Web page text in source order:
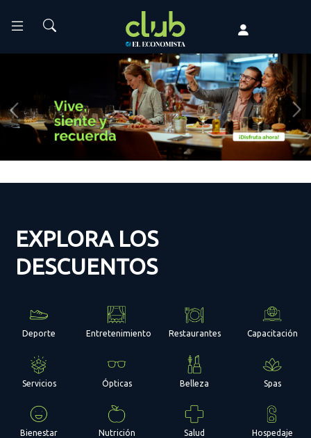
Anterior
EXPLORA LOS
DESCUENTOS
Deporte Entretenimiento Restaurantes Capacitación
Servicios Ópticas Belleza Spas
Bienestar
Nutrición Salud Hospedaje